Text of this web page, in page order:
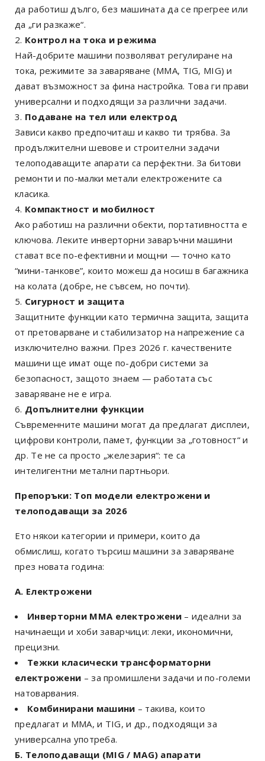
да работиш дълго, без машината да се прегрее или
да „ги разкаже“.
Контрол на тока и режима
Най-добрите машини позволяват регулиране на
тока, режимите за заваряване (MMA, TIG, MIG) и
дават възможност за фина настройка. Това ги прави
универсални и подходящи за различни задачи.
Подаване на тел или електрод
Зависи какво предпочиташ и какво ти трябва. За
продължителни шевове и строителни задачи
телоподаващите апарати са перфектни. За битови
ремонти и по-малки метали електрожените са
класика.
Компактност и мобилност
Ако работиш на различни обекти, портативността е
ключова. Леките инверторни заваръчни машини
стават все по-ефективни и мощни — точно като
“мини-танкове”, които можеш да носиш в багажника
на колата (добре, не съвсем, но почти).
Сигурност и защита
Защитните функции като термична защита, защита
от претоварване и стабилизатор на напрежение са
изключително важни. През 2026 г. качествените
машини ще имат още по-добри системи за
безопасност, защото знаем — работата със
заваряване не е игра.
Допълнителни функции
Съвременните машини могат да предлагат дисплеи,
цифрови контроли, памет, функции за „готовност“ и
др. Те не са просто „железария“: те са
интелигентни метални партньори.
Препоръки: Топ модели електрожени и
телоподаващи за 2026
Ето някои категории и примери, които да
обмислиш, когато търсиш машини за заваряване
през новата година:
А. Електрожени
Инверторни MMA електрожени– идеални за
начинаещи и хоби заварчици: леки, икономични,
прецизни.
Тежки класически трансформаторни
електрожени – за промишлени задачи и по-големи
натоварвания.
Комбинирани машини – такива, които
предлагат и MMA, и TIG, и др., подходящи за
универсална употреба.
Б. Телоподаващи (MIG / MAG) апарати